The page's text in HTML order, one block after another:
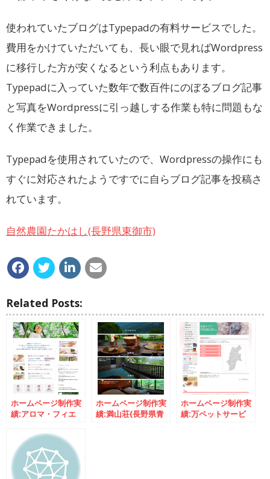
使われていたブログはTypepadの有料サービスでした。
費用をかけていただいても、長い眼で見ればWordpress
に移行した方が安くなるという利点もあります。
Typepadに入っていた数年で数百件にのぼるブログ記事
と写真をWordpressに引っ越しする作業も特に問題もな
く作業できました。
Typepadを使用されていたので、Wordpressの操作にも
すぐに対応されたようですでに自らブログ記事を投稿さ
れています。
自然農園たかはし(長野県東御市)
Related Posts:
ホームページ制作実
績:アロマ・フィエ
ホームページ制作実
績:満山荘(長野県青
ホームページ制作実
績:万ペットサービ